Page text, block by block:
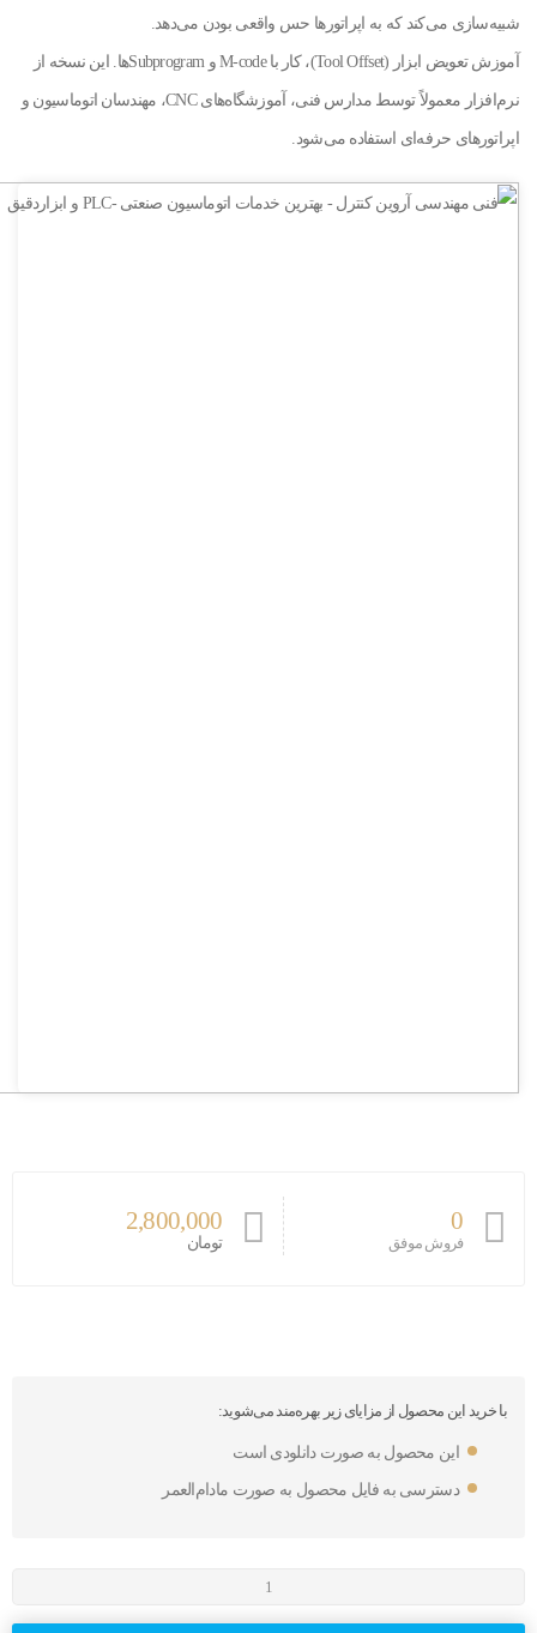
شبیه‌سازی می‌کند که به اپراتورها حس واقعی بودن می‌دهد.
آموزش تعویض ابزار (Tool Offset)، کار با M-code و Subprogramها. این نسخه از
نرم‌افزار معمولاً توسط مدارس فنی، آموزشگاه‌های CNC، مهندسان اتوماسیون و
اپراتورهای حرفه‌ای استفاده می‌شود.
0
فروش موفق
2,800,000
تومان
با خرید این محصول از مزایای زیر بهره‌مند می‌شوید:
این محصول به صورت دانلودی است
دسترسی به فایل محصول به صورت مادام‌العمر